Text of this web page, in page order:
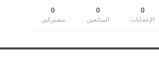
0
الإعجابات
0
المتابعين
0
مشتركين